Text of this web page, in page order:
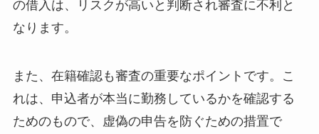
の借入は、リスクが高いと判断され審査に不利と
なります。
また、在籍確認も審査の重要なポイントです。こ
れは、申込者が本当に勤務しているかを確認する
ためのもので、虚偽の申告を防ぐための措置で